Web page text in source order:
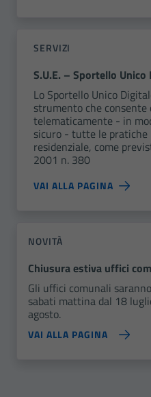
SERVIZI
S.U.E. – Sportello Unico
Lo Sportello Unico
strumento che
telematicamente - in
sicuro - tutte le pratiche
residenziale, come
2001 n. 380
VAI ALLA PAGINA
NOVITÀ
Chiusura estiva uffici
Gli uffici comunali
sabati mattina dal 18
agosto.
VAI ALLA PAGINA